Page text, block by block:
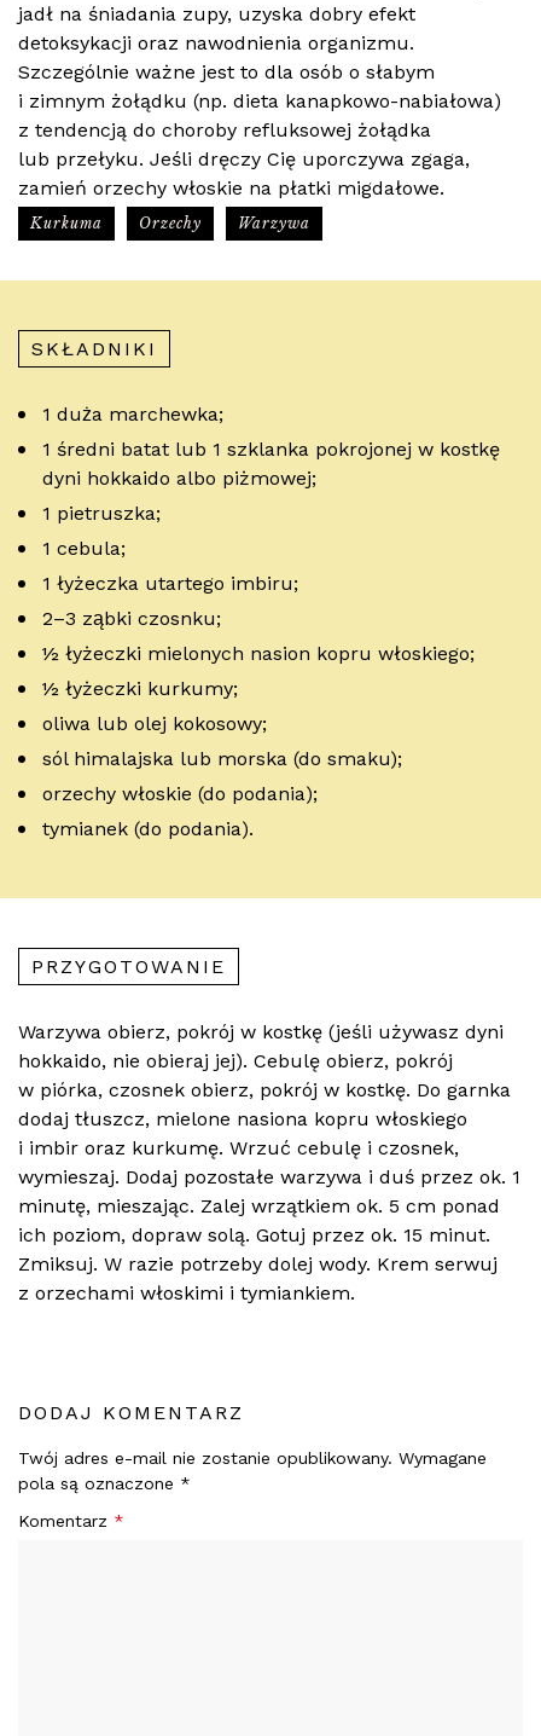
jadł na śniadania zupy, uzyska dobry efekt
detoksykacji oraz nawodnienia organizmu.
Szczególnie ważne jest to dla osób o słabym
i zimnym żołądku (np. dieta kanapkowo-nabiałowa)
z tendencją do choroby refluksowej żołądka
lub przełyku. Jeśli dręczy Cię uporczywa zgaga,
zamień orzechy włoskie na płatki migdałowe.
Kurkuma Orzechy Warzywa
SKŁADNIKI
1 duża marchewka;
1 średni batat lub 1 szklanka pokrojonej w kostkę
dyni hokkaido albo piżmowej;
1 pietruszka;
1 cebula;
1 łyżeczka utartego imbiru;
2–3 ząbki czosnku;
½ łyżeczki mielonych nasion kopru włoskiego;
½ łyżeczki kurkumy;
oliwa lub olej kokosowy;
sól himalajska lub morska (do smaku);
orzechy włoskie (do podania);
tymianek (do podania).
PRZYGOTOWANIE
Warzywa obierz, pokrój w kostkę (jeśli używasz dyni
hokkaido, nie obieraj jej). Cebulę obierz, pokrój
w piórka, czosnek obierz, pokrój w kostkę. Do garnka
dodaj tłuszcz, mielone nasiona kopru włoskiego
i imbir oraz kurkumę. Wrzuć cebulę i czosnek,
wymieszaj. Dodaj pozostałe warzywa i duś przez ok. 1
minutę, mieszając. Zalej wrzątkiem ok. 5 cm ponad
ich poziom, dopraw solą. Gotuj przez ok. 15 minut.
Zmiksuj. W razie potrzeby dolej wody. Krem serwuj
z orzechami włoskimi i tymiankiem.
DODAJ KOMENTARZ
Twój adres e-mail nie zostanie opublikowany. Wymagane
pola są oznaczone *
Komentarz *